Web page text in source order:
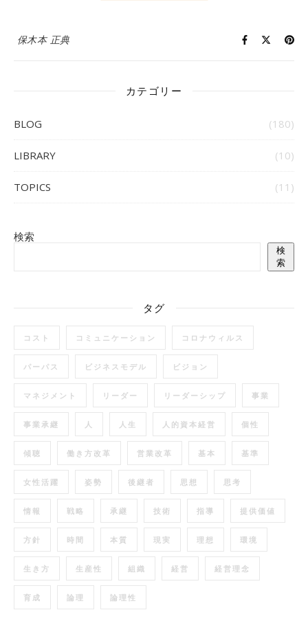
保木本 正典
カテゴリー
BLOG (180)
LIBRARY (10)
TOPICS (11)
検索
検
索
タグ
コスト コミュニケーション コロナウィルス
パーパス ビジネスモデル ビジョン
マネジメント リーダー リーダーシップ 事業
事業承継 人 人生 人的資本経営 個性
傾聴 働き方改革 営業改革 基本 基準
女性活躍 姿勢 後継者 思想 思考
情報 戦略 承継 技術 指導 提供価値
方針 時間 本質 現実 理想 環境
生き方 生産性 組織 経営 経営理念
育成 論理 論理性